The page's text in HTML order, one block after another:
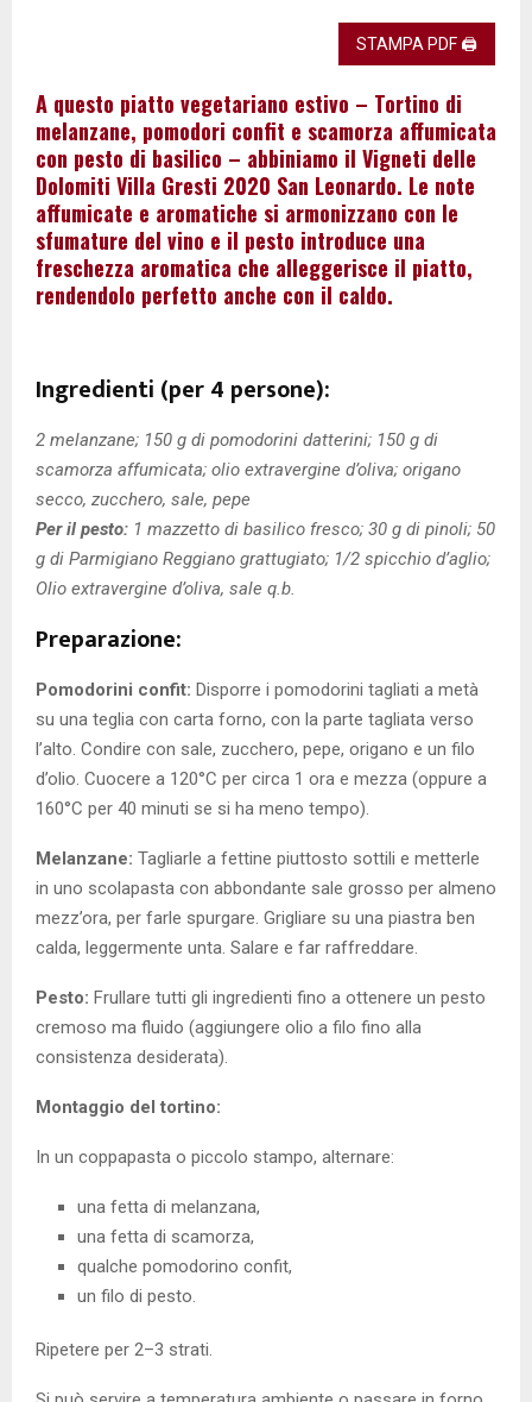
STAMPA PDF 🖨
A questo piatto vegetariano estivo – Tortino di
melanzane, pomodori confit e scamorza affumicata
con pesto di basilico – abbiniamo il Vigneti delle
Dolomiti Villa Gresti 2020 San Leonardo. Le note
affumicate e aromatiche si armonizzano con le
sfumature del vino e il pesto introduce una
freschezza aromatica che alleggerisce il piatto,
rendendolo perfetto anche con il caldo.
Ingredienti (per 4 persone):
2 melanzane; 150 g di pomodorini datterini; 150 g di
scamorza affumicata; olio extravergine d’oliva; origano
secco, zucchero, sale, pepe
Per il pesto: 1 mazzetto di basilico fresco; 30 g di pinoli; 50
g di Parmigiano Reggiano grattugiato; 1/2 spicchio d’aglio;
Olio extravergine d’oliva, sale q.b.
Preparazione:
Pomodorini confit: Disporre i pomodorini tagliati a metà
su una teglia con carta forno, con la parte tagliata verso
l’alto. Condire con sale, zucchero, pepe, origano e un filo
d’olio. Cuocere a 120°C per circa 1 ora e mezza (oppure a
160°C per 40 minuti se si ha meno tempo).
Melanzane: Tagliarle a fettine piuttosto sottili e metterle
in uno scolapasta con abbondante sale grosso per almeno
mezz’ora, per farle spurgare. Grigliare su una piastra ben
calda, leggermente unta. Salare e far raffreddare.
Pesto: Frullare tutti gli ingredienti fino a ottenere un pesto
cremoso ma fluido (aggiungere olio a filo fino alla
consistenza desiderata).
Montaggio del tortino:
In un coppapasta o piccolo stampo, alternare:
una fetta di melanzana,
una fetta di scamorza,
qualche pomodorino confit,
un filo di pesto.
Ripetere per 2–3 strati.